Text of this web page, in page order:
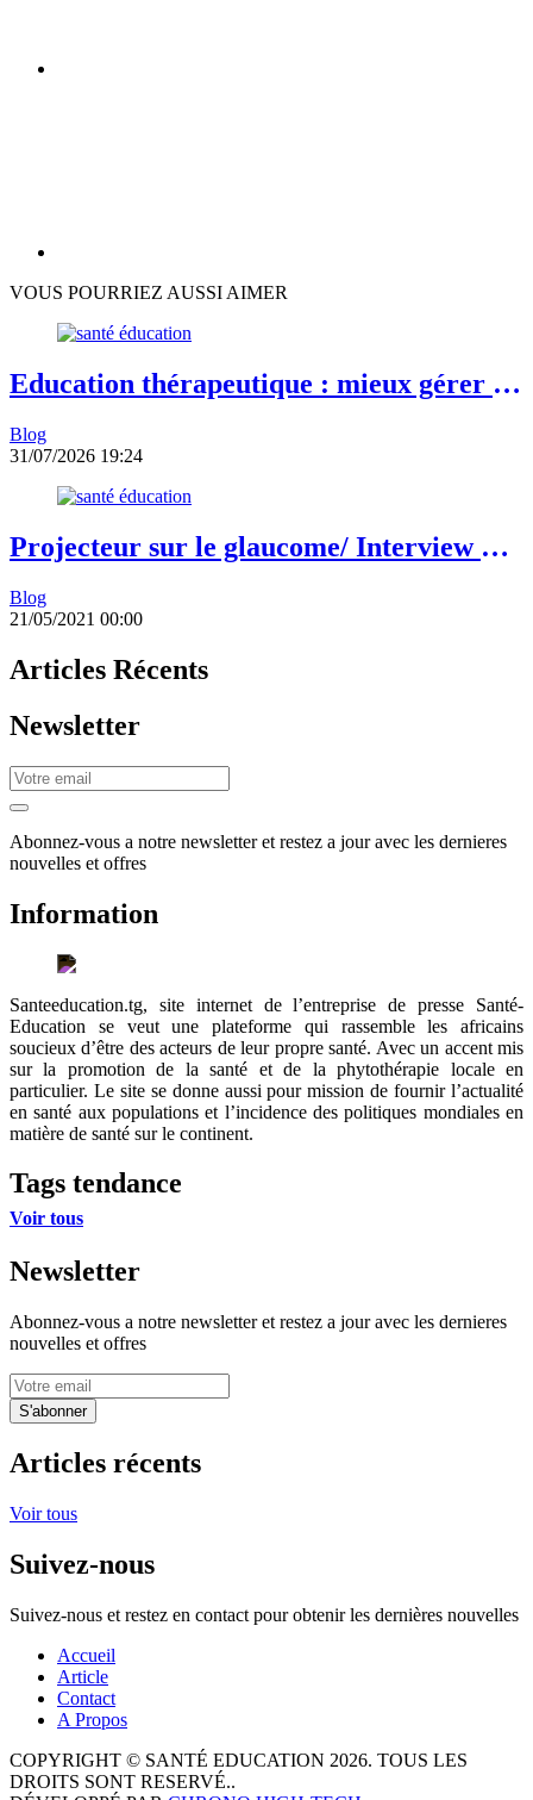
VOUS POURRIEZ AUSSI AIMER
Education thérapeutique : mieux gérer le
Blog
31/07/2026 19:24
Projecteur sur le glaucome/ Interview du
Blog
21/05/2021 00:00
Articles Récents
Newsletter
Abonnez-vous a notre newsletter et restez a jour avec les dernieres
nouvelles et offres
Information
Santeeducation.tg, site internet de l’entreprise de presse Santé-
Education se veut une plateforme qui rassemble les africains
soucieux d’être des acteurs de leur propre santé. Avec un accent mis
sur la promotion de la santé et de la phytothérapie locale en
particulier. Le site se donne aussi pour mission de fournir l’actualité
en santé aux populations et l’incidence des politiques mondiales en
matière de santé sur le continent.
Tags tendance
Voir tous
Newsletter
Abonnez-vous a notre newsletter et restez a jour avec les dernieres
nouvelles et offres
S'abonner
Articles récents
Voir tous
Suivez-nous
Suivez-nous et restez en contact pour obtenir les dernières nouvelles
Accueil
Article
Contact
A Propos
COPYRIGHT © SANTÉ EDUCATION 2026. TOUS LES
DROITS SONT RESERVÉ..